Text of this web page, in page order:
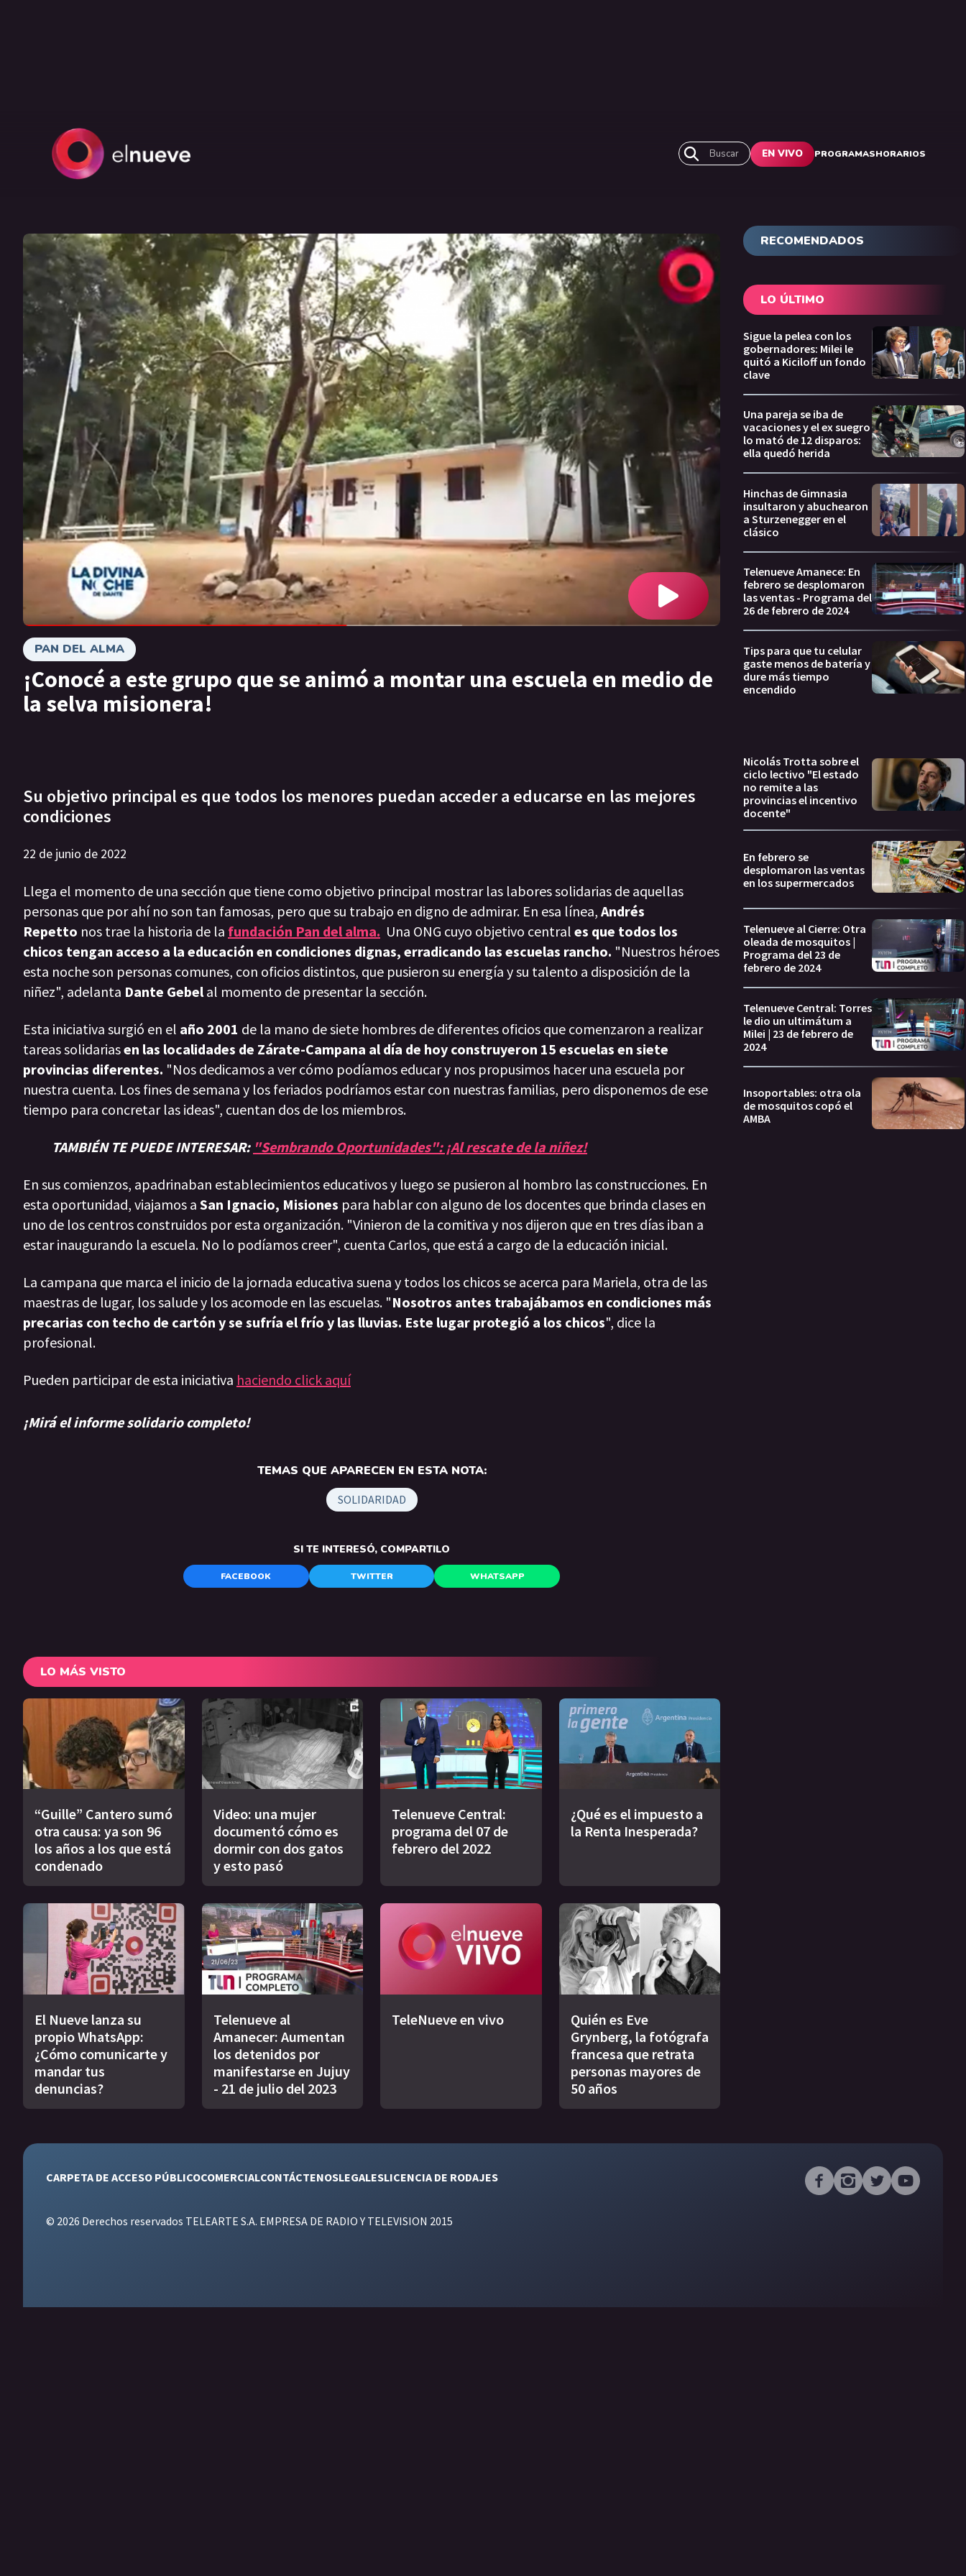
Buscar EN VIVO PROGRAMASHORARIOS
PAN DEL ALMA
¡Conocé a este grupo que se animó a montar una escuela en medio de
la selva misionera!
Su objetivo principal es que todos los menores puedan acceder a educarse en las mejores
condiciones
22 de junio de 2022
Llega el momento de una sección que tiene como objetivo principal mostrar las labores solidarias de aquellas
personas que por ahí no son tan famosas, pero que su trabajo en digno de admirar. En esa línea, Andrés
Repetto nos trae la historia de la fundación Pan del alma. Una ONG cuyo objetivo central es que todos los
chicos tengan acceso a la educación en condiciones dignas, erradicando las escuelas rancho. "Nuestros héroes
esta noche son personas comunes, con oficios distintos, que pusieron su energía y su talento a disposición de la
niñez", adelanta Dante Gebelal momento de presentar la sección.
Esta iniciativa surgió en el año 2001 de la mano de siete hombres de diferentes oficios que comenzaron a realizar
tareas solidariasen las localidades de Zárate-Campana al día de hoy construyeron 15 escuelas en siete
provincias diferentes. "Nos dedicamos a ver cómo podíamos educar y nos propusimos hacer una escuela por
nuestra cuenta. Los fines de semana y los feriados podríamos estar con nuestras familias, pero disponemos de ese
tiempo para concretar las ideas", cuentan dos de los miembros.
TAMBIÉN TE PUEDE INTERESAR: "Sembrando Oportunidades": ¡Al rescate de la niñez!
En sus comienzos, apadrinaban establecimientos educativos y luego se pusieron al hombro las construcciones. En
esta oportunidad, viajamos a San Ignacio, Misiones para hablar con alguno de los docentes que brinda clases en
uno de los centros construidos por esta organización. "Vinieron de la comitiva y nos dijeron que en tres días iban a
estar inaugurando la escuela. No lo podíamos creer", cuenta Carlos, que está a cargo de la educación inicial.
La campana que marca el inicio de la jornada educativa suena y todos los chicos se acerca para Mariela, otra de las
maestras de lugar, los salude y los acomode en las escuelas. "Nosotros antes trabajábamos en condiciones más
precarias con techo de cartón y se sufría el frío y las lluvias. Este lugar protegió a los chicos", dice la
profesional.
Pueden participar de esta iniciativa haciendo click aquí
¡Mirá el informe solidario completo!
TEMAS QUE APARECEN EN ESTA NOTA:
SOLIDARIDAD
SI TE INTERESÓ, COMPARTILO
FACEBOOK TWITTER WHATSAPP
LO MÁS VISTO
“Guille” Cantero sumó
otra causa: ya son 96
los años a los que está
condenado
Video: una mujer
documentó cómo es
dormir con dos gatos
y esto pasó
Telenueve Central:
programa del 07 de
febrero del 2022
¿Qué es el impuesto a
la Renta Inesperada?
El Nueve lanza su
propio WhatsApp:
¿Cómo comunicarte y
mandar tus
denuncias?
Telenueve al
Amanecer: Aumentan
los detenidos por
manifestarse en Jujuy
- 21 de julio del 2023
TeleNueve en vivo
Quién es Eve
Grynberg, la fotógrafa
francesa que retrata
personas mayores de
50 años
RECOMENDADOS
LO ÚLTIMO
Sigue la pelea con los
gobernadores: Milei le
quitó a Kiciloff un fondo
clave
Una pareja se iba de
vacaciones y el ex suegro
lo mató de 12 disparos:
ella quedó herida
Hinchas de Gimnasia
insultaron y abuchearon
a Sturzenegger en el
clásico
Telenueve Amanece: En
febrero se desplomaron
las ventas - Programa del
26 de febrero de 2024
Tips para que tu celular
gaste menos de batería y
dure más tiempo
encendido
Nicolás Trotta sobre el
ciclo lectivo "El estado
no remite a las
provincias el incentivo
docente"
En febrero se
desplomaron las ventas
en los supermercados
Telenueve al Cierre: Otra
oleada de mosquitos |
Programa del 23 de
febrero de 2024
Telenueve Central: Torres
le dio un ultimátum a
Milei | 23 de febrero de
2024
Insoportables: otra ola
de mosquitos copó el
AMBA
CARPETA DE ACCESO PÚBLICOCOMERCIALCONTÁCTENOSLEGALESLICENCIA DE RODAJES
© 2026 Derechos reservados TELEARTE S.A. EMPRESA DE RADIO Y TELEVISION 2015